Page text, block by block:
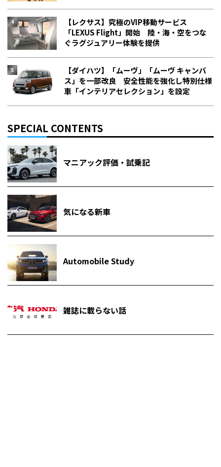
【レクサス】究極のVIP移動サービス
「LEXUS Flight」開始 陸・海・空をつな
ぐラグジュアリー体験を提供
【ダイハツ】「ムーヴ」「ムーヴ キャンバ
ス」を一部改良 安全性能を強化し特別仕様
車「インテリアセレクション」を設定
SPECIAL CONTENTS
マニアック評価・試乗記
気になる新車
Automobile Study
雑誌に載らない話